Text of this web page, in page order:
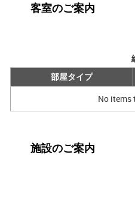
客室のご案内
部屋タイプ
No items
施設のご案内